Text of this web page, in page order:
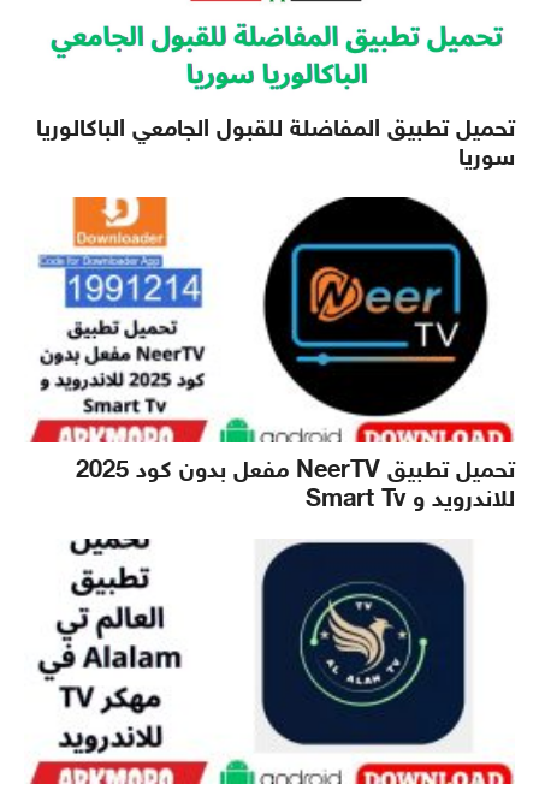
تحميل تطبيق المفاضلة للقبول الجامعي الباكالوريا
سوريا
تحميل تطبيق NeerTV مفعل بدون كود 2025
للاندرويد و Smart Tv